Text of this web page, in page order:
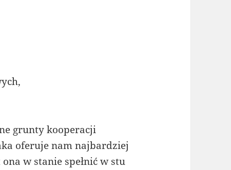
grunty kooperacji
oferuje nam najbardziej
w stanie spełnić w stu